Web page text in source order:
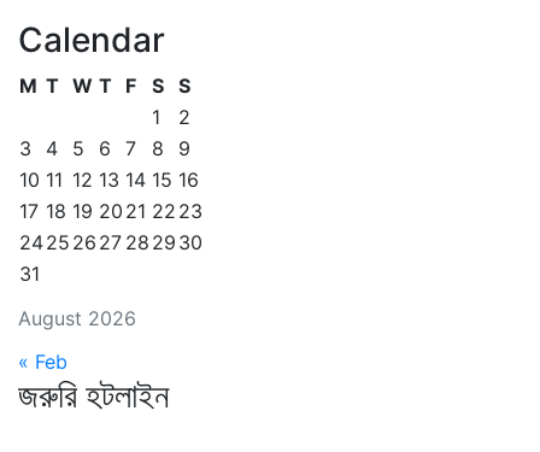
Calendar
August 2026
M T W T F S S
1
2
3
4 5 6 7 8
9
10 11 12 13 14 15 16
17 18 19 20 21 22 23
2425 26 27 28 29 30
31
« Feb
জরুরি হটলাইন